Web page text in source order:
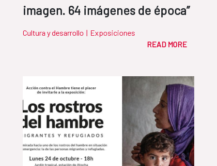
imagen. 64 imágenes de época”
Cultura y desarrollo | Exposiciones
READ MORE